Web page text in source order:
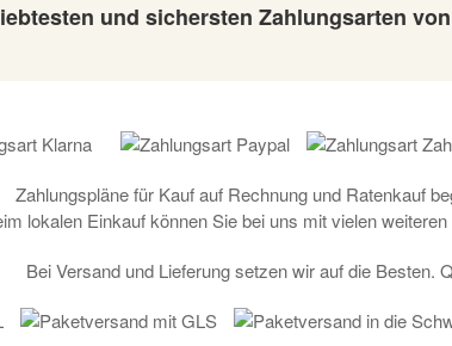
und sichersten Zahlungsarten
Zahlungspläne für Kauf auf Rechnung und Ratenkauf
lokalen Einkauf können Sie bei uns mit vielen
Bei Versand und Lieferung setzen wir auf die Besten.